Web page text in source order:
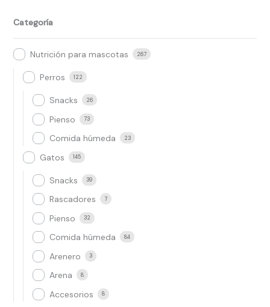
Categoría
Nutrición para mascotas 267
Perros 122
Snacks 26
Pienso 73
Comida húmeda 23
Gatos 145
Snacks 39
Rascadores 7
Pienso 32
Comida húmeda 84
Arenero 3
Arena 8
Accesorios 8